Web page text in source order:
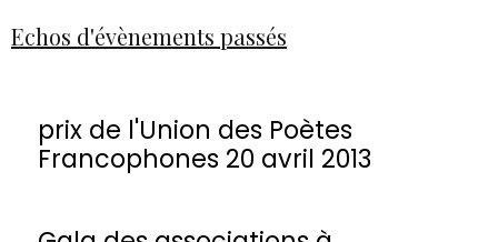
Echos d'évènements passés
prix de l'Union des Poètes
Francophones 20 avril 2013